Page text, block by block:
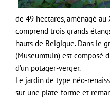
de 49 hectares, aménagé au
comprend trois grands
hauts de Belgique. Dans le
(Museumtuin) est composé
d’un potager-verger.
Le jardin de type néo-
sur une plate-forme et